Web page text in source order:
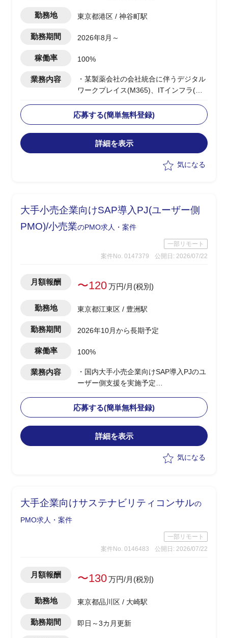
勤務地 東京都港区 / 神谷町駅
勤務期間 2026年8月～
稼働率 100%
業務内容
・某製薬会社の会社統合に伴うデジタル
ワークプレイス(M365)、ITインフラ(ネ
ZTNA)の統合PJ
・早期効果創出に向け効果の高いインフ
ラ課題から着手する改善実行フェーズ
・8月〜先行してプリセールス(提案書作
・10月〜立ち上がった改善実行フェーズ
・並行して後続フェーズ(2027〜2029年
度)のカリブレーション対応を担う想定
応募する(簡単無料登録)
詳細を表示
気になる
大手小売企業向けSAP導入PJ(ユーザー側
PMO)/小売業のPMO求人・案件
一部リモート
案件No. 0147379
公開日: 2026/07/22
月額報酬 〜120万円/月(税別)
勤務地 東京都江東区 / 豊洲駅
勤務期間 2026年10月から長期予定
稼働率 100%
業務内容
・国内大手小売企業向けSAP導入PJのユ
ーザー側支援を実施予定
月)を担当
・顧客社内の合意形成
・将来SAP展開に向けたスコープと優先
順位整理
応募する(簡単無料登録)
詳細を表示
気になる
大手企業向けサステナビリティコンサルの
PMO求人・案件
一部リモート
案件No. 0146483
公開日: 2026/07/22
月額報酬 〜130万円/月(税別)
勤務地 東京都品川区 / 大崎駅
勤務期間 即日～3カ月更新